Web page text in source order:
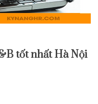
tốt nhất Hà Nội